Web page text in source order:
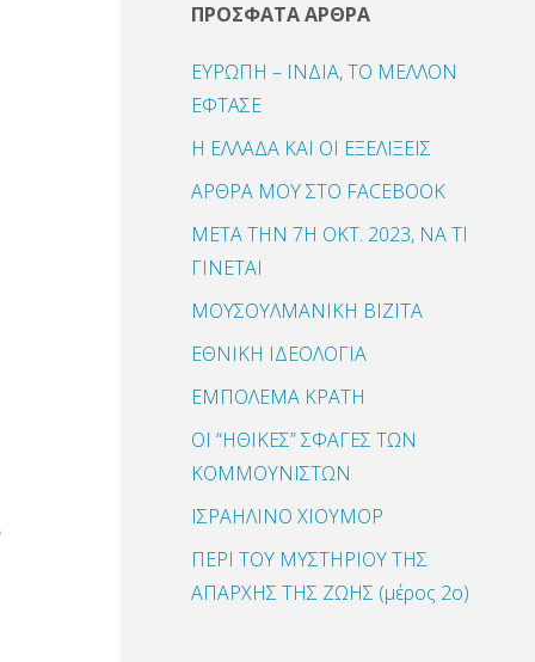
ΠΡΌΣΦΑΤΑ ΆΡΘΡΑ
ΕΥΡΩΠΗ – ΙΝΔΙΑ, ΤΟ ΜΕΛΛΟΝ
ΕΦΤΑΣΕ
Η ΕΛΛΑΔΑ ΚΑΙ ΟΙ ΕΞΕΛΙΞΕΙΣ
ΑΡΘΡΑ ΜΟΥ ΣΤΟ FACEBOOK
ΜΕΤΑ ΤΗΝ 7Η ΟΚΤ. 2023, ΝΑ ΤΙ
ΓΙΝΕΤΑΙ
ΜΟΥΣΟΥΛΜΑΝΙΚΗ ΒΙΖΙΤΑ
ΕΘΝΙΚΗ ΙΔΕΟΛΟΓΙΑ
ΕΜΠΟΛΕΜΑ ΚΡΑΤΗ
ΟΙ “ΗΘΙΚΕΣ” ΣΦΑΓΕΣ ΤΩΝ
ΚΟΜΜΟΥΝΙΣΤΩΝ
ΙΣΡΑΗΛΙΝΟ ΧΙΟΥΜΟΡ
ΠΕΡΙ ΤΟΥ ΜΥΣΤΗΡΙΟΥ ΤΗΣ
ΑΠΑΡΧΗΣ ΤΗΣ ΖΩΗΣ (μέρος 2ο)